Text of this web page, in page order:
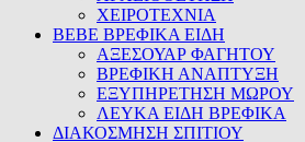
ΧΕΙΡΟΤΕΧΝΙΑ
BEBE ΒΡΕΦΙΚΑ ΕΙΔΗ
ΑΞΕΣΟΥΑΡ ΦΑΓΗΤΟΥ
ΒΡΕΦΙΚΗ ΑΝΑΠΤΥΞΗ
ΕΞΥΠΗΡΕΤΗΣΗ ΜΩΡΟΥ
ΛΕΥΚΑ ΕΙΔΗ ΒΡΕΦΙΚΑ
ΔΙΑΚΟΣΜΗΣΗ ΣΠΙΤΙΟΥ